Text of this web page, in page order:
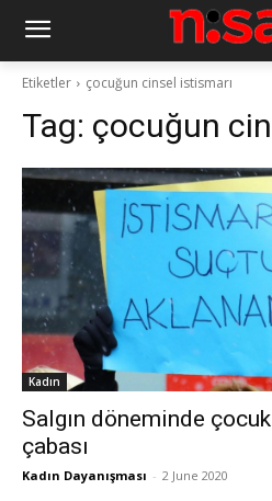
Etiketler çocuğun cinsel istismarı
Tag: çocuğun
Kadın
Salgın döneminde
çabası
Kadın Dayanışması - 2 June 2020